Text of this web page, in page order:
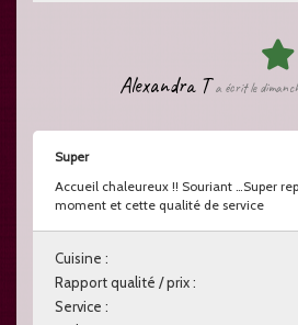
Alexandra T a écrit le
Super
Accueil chaleureux !! Souriant …Super
moment et cette qualité de service
Cuisine :
Rapport qualité / prix :
Service :